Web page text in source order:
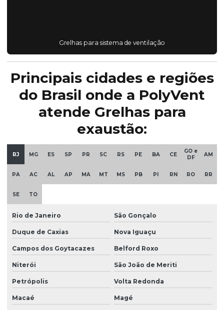
Grelhas para sistema de ventilação
Principais cidades e regiões
do Brasil onde a PolyVent
atende Grelhas para
exaustão:
RJ MG ES SP PR SC RS PE BA CE
GO e
DF
AM
PA AC AL AP MA MT MS PB PI RN RO RR
SE TO
Rio de Janeiro São Gonçalo
Duque de Caxias Nova Iguaçu
Campos dos Goytacazes Belford Roxo
Niterói São João de Meriti
Petrópolis Volta Redonda
Macaé Magé